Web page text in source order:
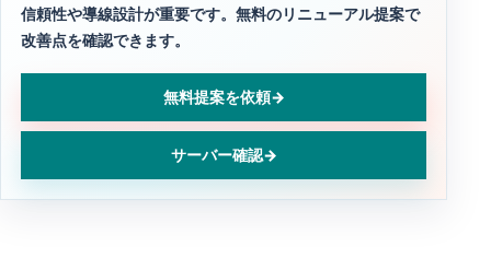
信頼性や導線設計が重要です。無料のリニューアル提案で
改善点を確認できます。
無料提案を依頼→
サーバー確認→